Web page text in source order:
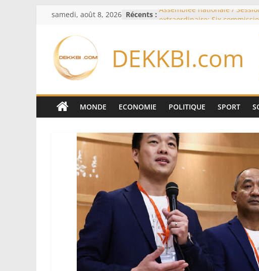
Passer
contenu
samedi, août 8, 2026 Récents : Assemblée nationale /
d’enquête à l’ordre du jour
de la Espriella
Bénin: Patrice Talon élu
Moyen-Orient: l’Arabie
Pakistan et la Turquie
accord de défense
exportations de cuivre et de
concentrés pour valoriser sa
production
DEKKBI.com
MONDE ECONOMIE POLITIQUE SPORT